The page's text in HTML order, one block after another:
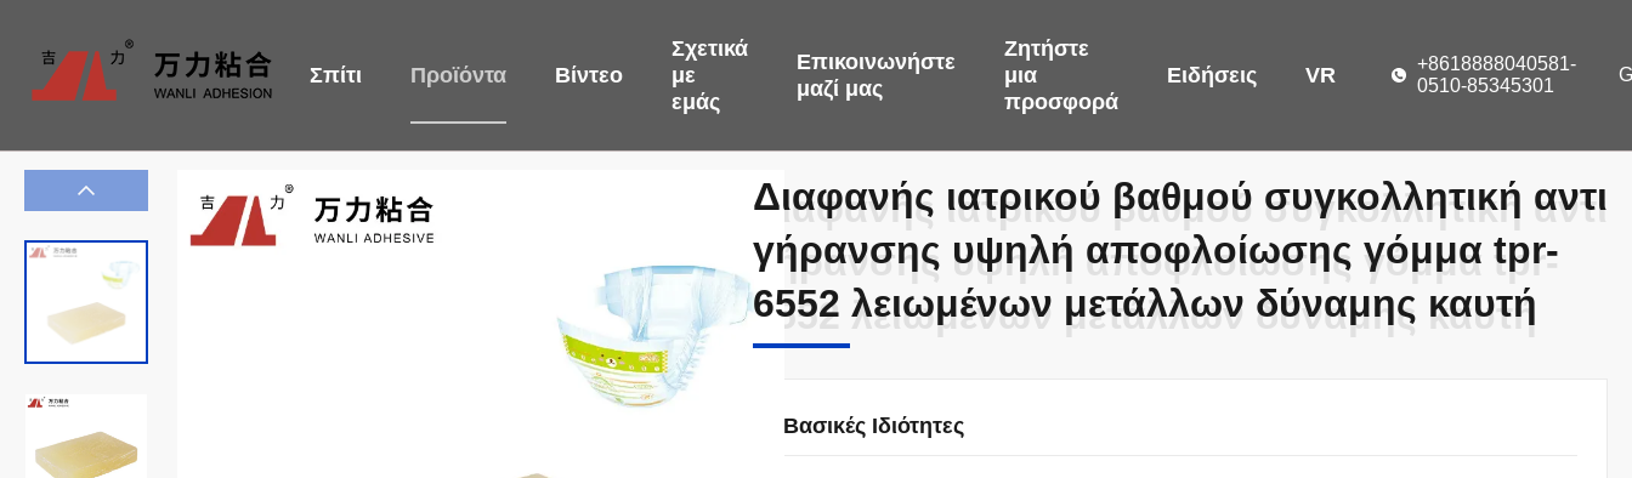
Σπίτι Προϊόντα Βίντεο
Σχετικά
με
εμάς
Επικοινωνήστε
μαζί μας
Ζητήστε
μια
προσφορά
Ειδήσεις VR
+8618888040581-
0510-85345301
Διαφανής ιατρικού βαθμού συγκολλητική αντι
γήρανσης υψηλή αποφλοίωσης γόμμα tpr-
6552 λειωμένων μετάλλων δύναμης καυτή
Διαφανής ιατρικού βαθμού συγκολλητική αντι
γήρανσης υψηλή αποφλοίωσης γόμμα tpr-
6552 λειωμένων μετάλλων δύναμης καυτή
Βασικές Ιδιότητες